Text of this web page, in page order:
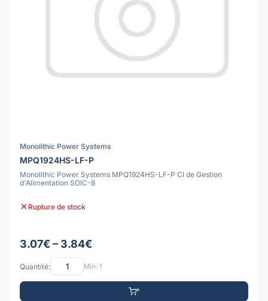
Monolithic Power Systems
MPQ1924HS-LF-P
Monolithic Power Systems MPQ1924HS-LF-P CI de Gestion
d'Alimentation SOIC-8
Rupture de stock
3.07€ – 3.84€
Quantité: Min: 1